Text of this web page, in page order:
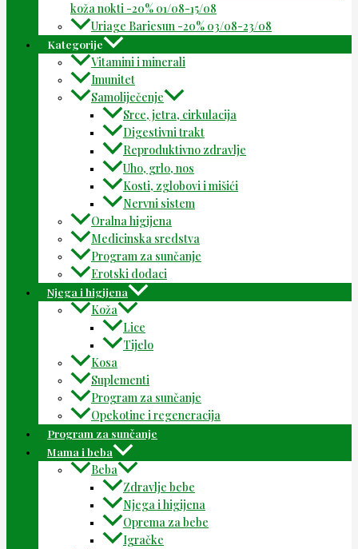
koža nokti -20% 01/08-15/08
Uriage Bariesun -20% 03/08-23/08
Kategorije
Vitamini i minerali
Imunitet
Samoliječenje
Srce, jetra, cirkulacija
Digestivni trakt
Reproduktivno zdravlje
Uho, grlo, nos
Kosti, zglobovi i mišići
Nervni sistem
Oralna higijena
Medicinska sredstva
Program za sunčanje
Erotski dodaci
Njega i higijena
Koža
Lice
Tijelo
Kosa
Suplementi
Program za sunčanje
Opekotine i regeneracija
Program za sunčanje
Mama i beba
Beba
Zdravlje bebe
Njega i higijena
Oprema za bebe
Igračke